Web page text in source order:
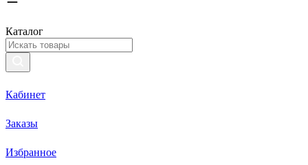
Каталог
Кабинет
Заказы
Избранное